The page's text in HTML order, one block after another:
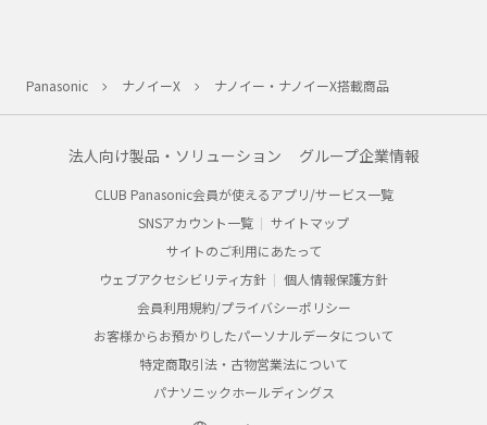
Panasonic ナノイーX ナノイー・ナノイーX搭載商品
法人向け製品・ソリューション グループ企業情報
CLUB Panasonic会員が使えるアプリ/サービス一覧
SNSアカウント一覧
サイトマップ
サイトのご利用にあたって
ウェブアクセシビリティ方針
個人情報保護方針
会員利用規約/プライバシーポリシー
お客様からお預かりしたパーソナルデータについて
特定商取引法・古物営業法について
パナソニックホールディングス